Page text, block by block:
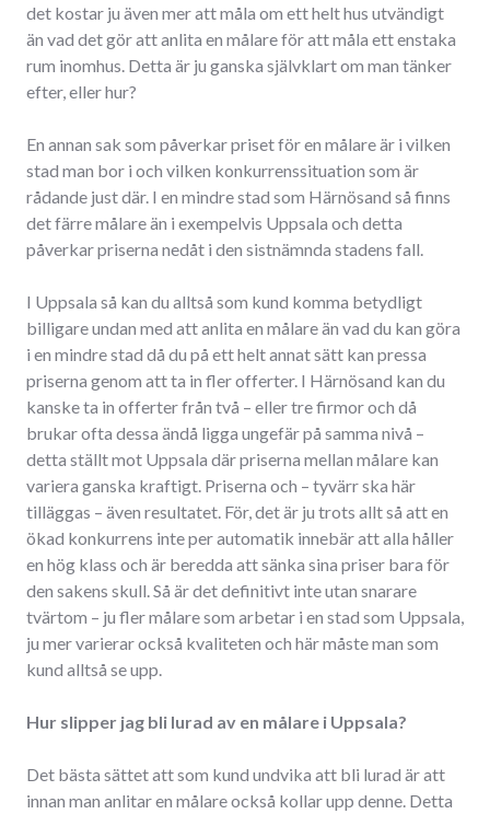
det kostar ju även mer att måla om ett helt hus utvändigt
än vad det gör att anlita en målare för att måla ett enstaka
rum inomhus. Detta är ju ganska självklart om man tänker
efter, eller hur?
En annan sak som påverkar priset för en målare är i vilken
stad man bor i och vilken konkurrenssituation som är
rådande just där. I en mindre stad som Härnösand så finns
det färre målare än i exempelvis Uppsala och detta
påverkar priserna nedåt i den sistnämnda stadens fall.
I Uppsala så kan du alltså som kund komma betydligt
billigare undan med att anlita en målare än vad du kan göra
i en mindre stad då du på ett helt annat sätt kan pressa
priserna genom att ta in fler offerter. I Härnösand kan du
kanske ta in offerter från två – eller tre firmor och då
brukar ofta dessa ändå ligga ungefär på samma nivå –
detta ställt mot Uppsala där priserna mellan målare kan
variera ganska kraftigt. Priserna och – tyvärr ska här
tilläggas – även resultatet. För, det är ju trots allt så att en
ökad konkurrens inte per automatik innebär att alla håller
en hög klass och är beredda att sänka sina priser bara för
den sakens skull. Så är det definitivt inte utan snarare
tvärtom – ju fler målare som arbetar i en stad som Uppsala,
ju mer varierar också kvaliteten och här måste man som
kund alltså se upp.
Hur slipper jag bli lurad av en målare i Uppsala?
Det bästa sättet att som kund undvika att bli lurad är att
innan man anlitar en målare också kollar upp denne. Detta